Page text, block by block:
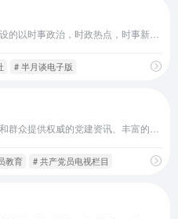
# 半月谈电子版
教育 # 共产党员电视栏目